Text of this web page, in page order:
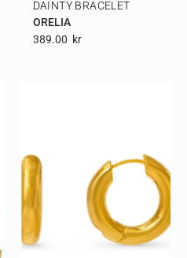
DAINTY BRACELET
ORELIA
389.00 Kr